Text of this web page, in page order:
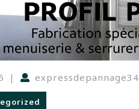
| expressdepannage34